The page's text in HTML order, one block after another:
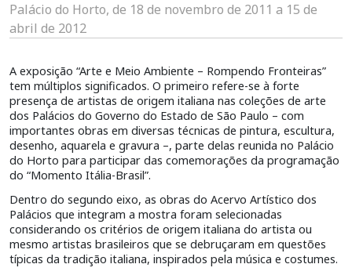
Palácio do Horto, de 18 de novembro de 2011 a 15 de
abril de 2012
A exposição “Arte e Meio Ambiente – Rompendo Fronteiras”
tem múltiplos significados. O primeiro refere-se à forte
presença de artistas de origem italiana nas coleções de arte
dos Palácios do Governo do Estado de São Paulo – com
importantes obras em diversas técnicas de pintura, escultura,
desenho, aquarela e gravura –, parte delas reunida no Palácio
do Horto para participar das comemorações da programação
do “Momento Itália-Brasil”.
Dentro do segundo eixo, as obras do Acervo Artístico dos
Palácios que integram a mostra foram selecionadas
considerando os critérios de origem italiana do artista ou
mesmo artistas brasileiros que se debruçaram em questões
típicas da tradição italiana, inspirados pela música e costumes.